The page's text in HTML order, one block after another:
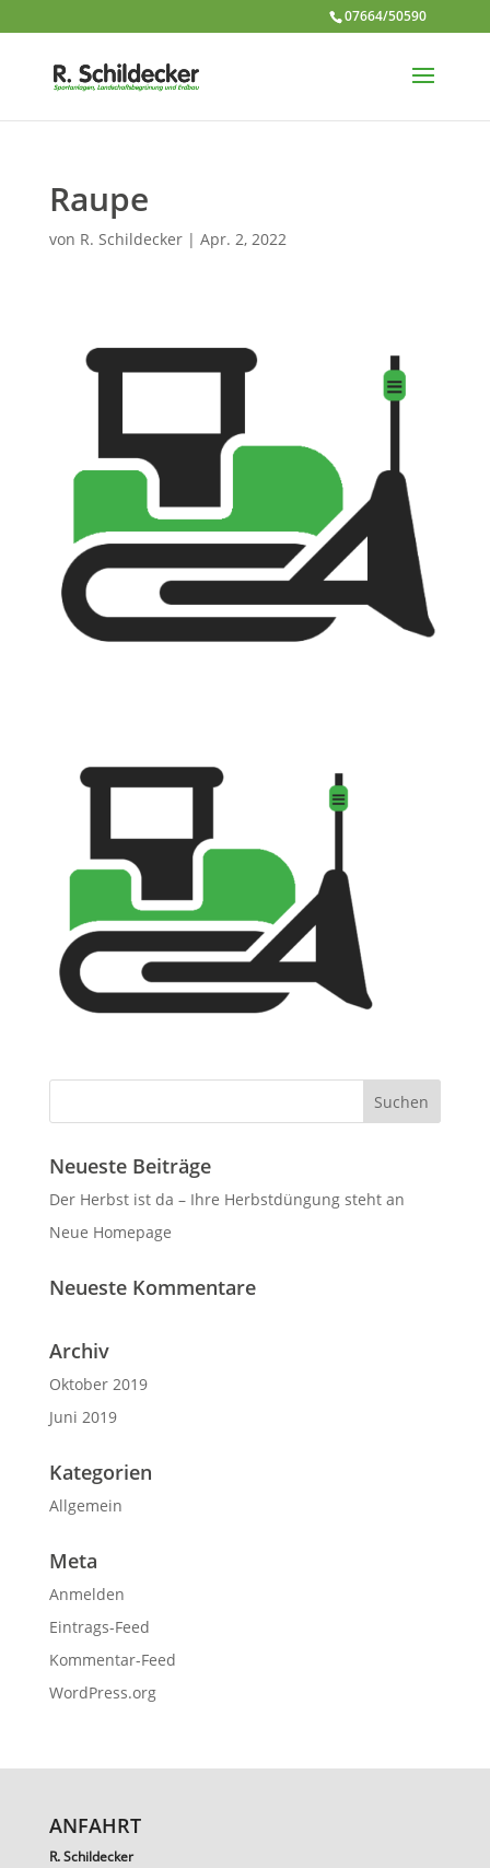
07664/50590
Raupe
von R. Schildecker| Apr. 2, 2022
Neueste Beiträge
Der Herbst ist da – Ihre Herbstdüngung steht an
Neue Homepage
Neueste Kommentare
Archiv
Oktober 2019
Juni 2019
Kategorien
Allgemein
Meta
Anmelden
Eintrags-Feed
Kommentar-Feed
WordPress.org
ANFAHRT
R. Schildecker